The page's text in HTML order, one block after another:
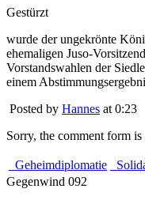
Gestürzt
wurde der ungekrönte
ehemaligen Juso-
Vorstandswahlen der
einem
Posted by Hannes at 0:23
Sorry, the comment form
Geheimdiplomatie
Gegenwind 092